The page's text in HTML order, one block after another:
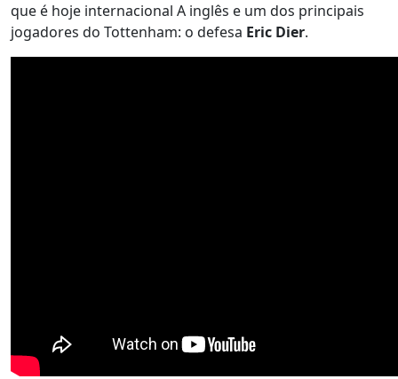
que é hoje internacional A inglês e um dos principais
jogadores do Tottenham: o defesa Eric Dier.